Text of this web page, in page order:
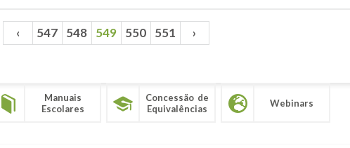
‹ 547 548 549 550 551 ›
Manuais
Escolares
Concessão de
Equivalências
Webinars